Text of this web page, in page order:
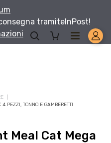
tramiteInPost!
PEZZI, TONNO E GAMBERETTI
Meal Cat Mega